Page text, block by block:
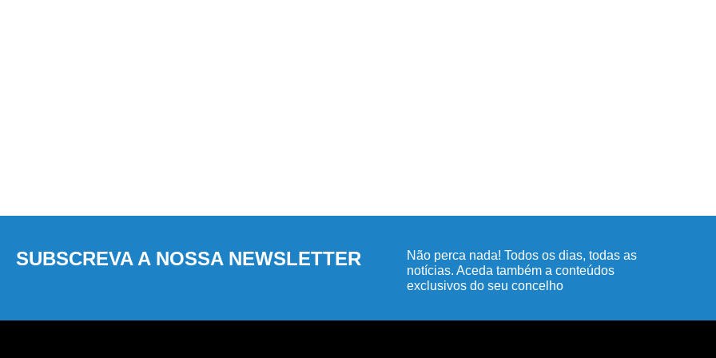
SUBSCREVA A NOSSA NEWSLETTER
Não perca nada! Todos os dias, todas as
notícias. Aceda também a conteúdos
exclusivos do seu concelho